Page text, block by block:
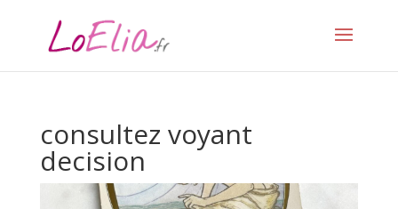
consultez voyant
decision